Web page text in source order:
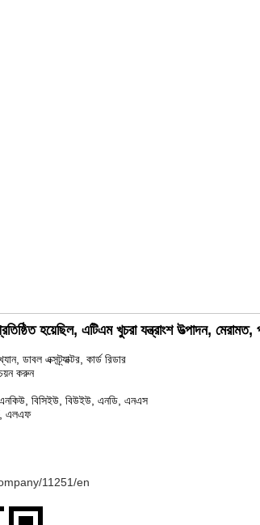
হয়েছিল, এটিএম খুচরা যন্ত্রাংশ উত্পাদন, মেরামত,
ডাবল এক্সট্র্যাক্টর, কার্ড রিডার
করুন
বিসিইউ, বিউইউ, এনডি, এনএস
এলএফ
11251/en